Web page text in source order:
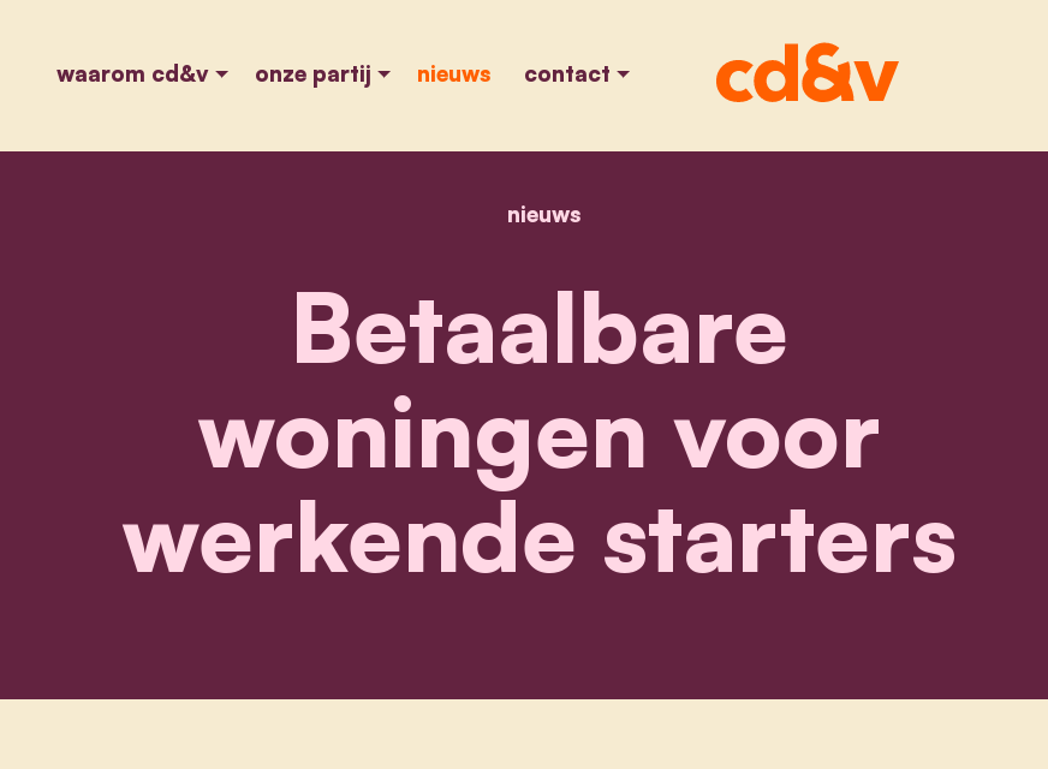
waarom cd&v onze partij nieuws contact
home
nieuwsbetaalbare woningen voor werkende starters
Betaalbare
woningen voor
werkende starters